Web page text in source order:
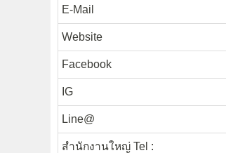
E-Mail
Website
Facebook
IG
Line@
สำนักงานใหญ่ Tel :